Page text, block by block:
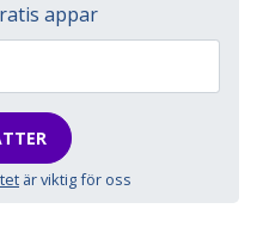
appar
är viktig för oss